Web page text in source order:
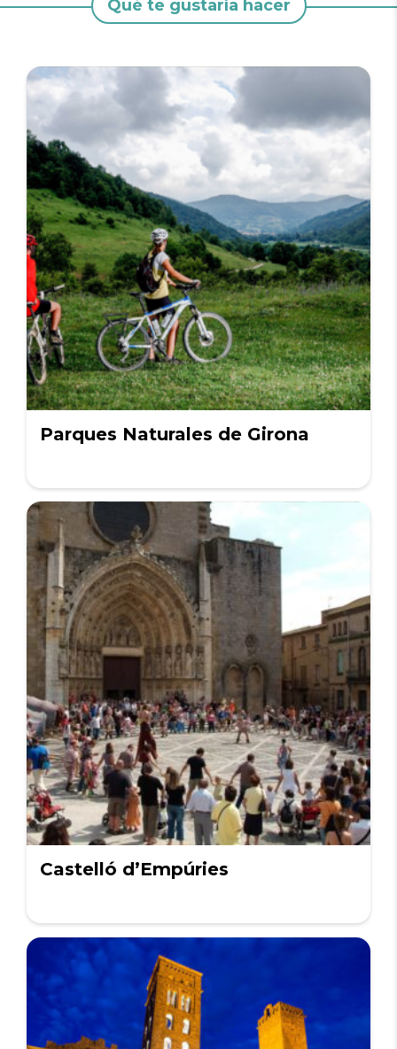
Qué te gustaría hacer
Parques Naturales de Girona
Castelló d’Empúries